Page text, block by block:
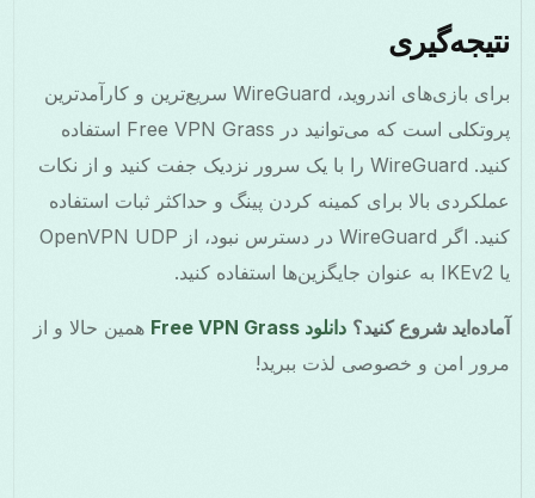
نتیجه‌گیری
برای بازی‌های اندروید، WireGuard سریع‌ترین و کارآمدترین
پروتکلی است که می‌توانید در Free VPN Grass استفاده
کنید. WireGuard را با یک سرور نزدیک جفت کنید و از نکات
عملکردی بالا برای کمینه کردن پینگ و حداکثر ثبات استفاده
کنید. اگر WireGuard در دسترس نبود، از OpenVPN UDP
یا IKEv2 به عنوان جایگزین‌ها استفاده کنید.
آماده‌اید شروع کنید؟ دانلود Free VPN Grass
همین حالا و از
مرور امن و خصوصی لذت ببرید!